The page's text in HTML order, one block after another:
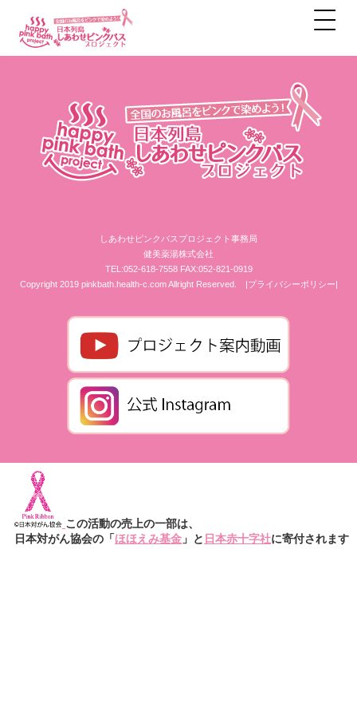
しあわせピンクバスプロジェクト事務局
健美薬湯株式会社
TEL:052-618-7558 FAX:052-821-0919
Copyright 2019 pinkbath.health-c.com Allright Reserved.
|プライバシーポリシー|
この活動の売上の一部は、
日本対がん協会の「ほほえみ基金 」と 日本赤十字社に寄付されます